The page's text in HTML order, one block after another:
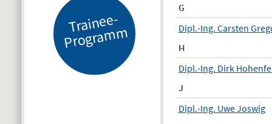
Tr
ai
n
e
e-
Pr
o
gr
a
m
m
G
Dipl.-Ing. Carsten
H
Dipl.-Ing. Dirk
J
Dipl.-Ing. Uwe Joswig